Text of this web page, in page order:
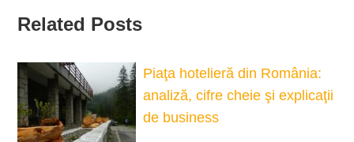
Related Posts
Piaţa hotelieră din România:
analiză, cifre cheie şi explicaţii
de business